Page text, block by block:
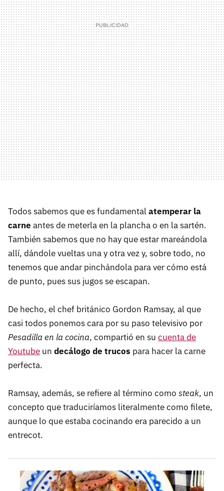
Todos sabemos que es fundamental atemperar la
carne antes de meterla en la plancha o en la sartén.
También sabemos que no hay que estar mareándola
allí, dándole vueltas una y otra vez y, sobre todo, no
tenemos que andar pinchándola para ver cómo está
de punto, pues sus jugos se escapan.
De hecho, el chef británico Gordon Ramsay, al que
casi todos ponemos cara por su paso televisivo por
Pesadilla en la cocina, compartió en su cuenta de
Youtube un decálogo de trucos para hacer la carne
perfecta.
Ramsay, además, se refiere al término como steak, un
concepto que traduciríamos literalmente como filete,
aunque lo que estaba cocinando era parecido a un
entrecot.